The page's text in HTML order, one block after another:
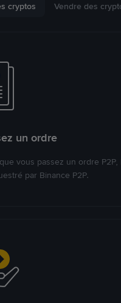
cryptos Vendre des
un ordre
vous passez un ordre
par Binance P2P.